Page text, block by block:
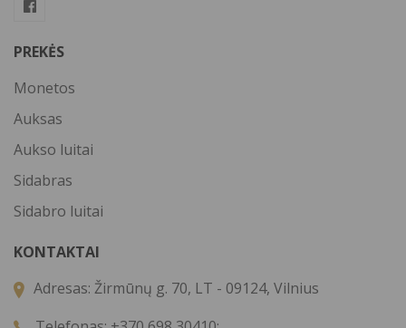
PREKĖS
Monetos
Auksas
Aukso luitai
Sidabras
Sidabro luitai
KONTAKTAI
Adresas: Žirmūnų g. 70, LT - 09124, Vilnius